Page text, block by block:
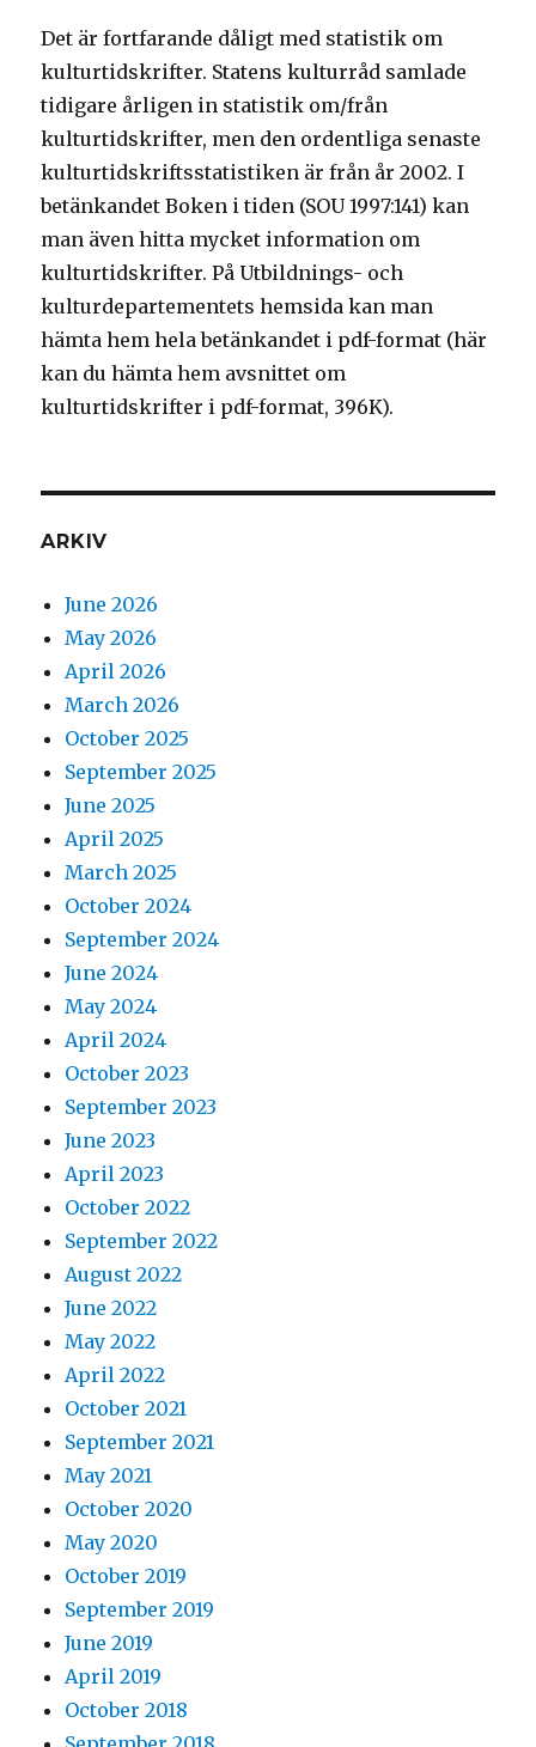
Det är fortfarande dåligt med statistik om
kulturtidskrifter. Statens kulturråd samlade
tidigare årligen in statistik om/från
kulturtidskrifter, men den ordentliga senaste
kulturtidskriftsstatistiken är från år 2002. I
betänkandet Boken i tiden (SOU 1997:141) kan
man även hitta mycket information om
kulturtidskrifter. På Utbildnings- och
kulturdepartementets hemsida kan man
hämta hem hela betänkandet i pdf-format (här
kan du hämta hem avsnittet om
kulturtidskrifter i pdf-format, 396K).
ARKIV
June 2026
May 2026
April 2026
March 2026
October 2025
September 2025
June 2025
April 2025
March 2025
October 2024
September 2024
June 2024
May 2024
April 2024
October 2023
September 2023
June 2023
April 2023
October 2022
September 2022
August 2022
June 2022
May 2022
April 2022
October 2021
September 2021
May 2021
October 2020
May 2020
October 2019
September 2019
June 2019
April 2019
October 2018